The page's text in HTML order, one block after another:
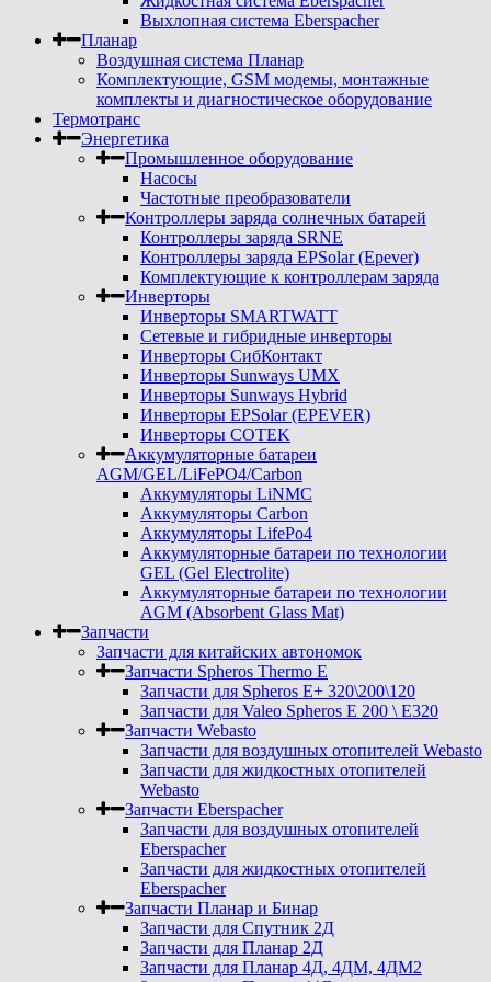
Выхлопная система Eberspacher
Планар
Воздушная система Планар
Комплектующие, GSM модемы, монтажные
комплекты и диагностическое оборудование
Термотранс
Энергетика
Промышленное оборудование
Насосы
Частотные преобразователи
Контроллеры заряда солнечных батарей
Контроллеры заряда SRNE
Контроллеры заряда EPSolar (Epever)
Комплектующие к контроллерам заряда
Инверторы
Инверторы SMARTWATT
Сетевые и гибридные инверторы
Инверторы СибКонтакт
Инверторы Sunways UMX
Инверторы Sunways Hybrid
Инверторы EPSolar (EPEVER)
Инверторы COTEK
Аккумуляторные батареи
AGM/GEL/LiFePO4/Carbon
Аккумуляторы LiNMC
Аккумуляторы Carbon
Аккумуляторы LifePo4
Аккумуляторные батареи по технологии
GEL (Gel Electrolite)
Аккумуляторные батареи по технологии
AGM (Absorbent Glass Mat)
Запчасти
Запчасти для китайских автономок
Запчасти Spheros Thermo E
Запчасти для Spheros E+ 320\200\120
Запчасти для Valeo Spheros E 200 \ E320
Запчасти Webasto
Запчасти для воздушных отопителей Webasto
Запчасти для жидкостных отопителей
Webasto
Запчасти Eberspacher
Запчасти для воздушных отопителей
Eberspacher
Запчасти для жидкостных отопителей
Eberspacher
Запчасти Планар и Бинар
Запчасти для Спутник 2Д
Запчасти для Планар 2Д
Запчасти для Планар 4Д, 4ДМ, 4ДМ2